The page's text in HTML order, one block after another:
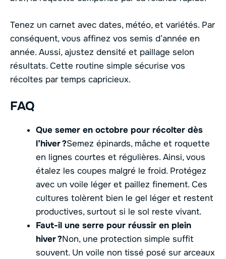
Tenez un carnet avec dates, météo, et variétés. Par
conséquent, vous affinez vos semis d’année en
année. Aussi, ajustez densité et paillage selon
résultats. Cette routine simple sécurise vos
récoltes par temps capricieux.
FAQ
Que semer en octobre pour récolter dès
l’hiver ?Semez épinards, mâche et roquette
en lignes courtes et régulières. Ainsi, vous
étalez les coupes malgré le froid. Protégez
avec un voile léger et paillez finement. Ces
cultures tolèrent bien le gel léger et restent
productives, surtout si le sol reste vivant.
Faut-il une serre pour réussir en plein
hiver ?Non, une protection simple suffit
souvent. Un voile non tissé posé sur arceaux